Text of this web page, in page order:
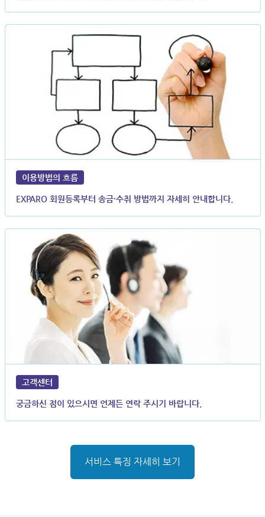
이용방법의 흐름
EXPARO 회원등록부터 송금·수취 방법까지 자세히 안내합니다.
고객센터
궁금하신 점이 있으시면 언제든 연락 주시기 바랍니다.
서비스 특징 자세히 보기